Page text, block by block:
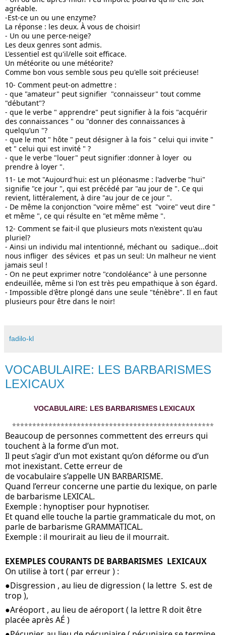
agréable.
-Est-ce un ou une enzyme?
La réponse : les deux. À vous de choisir!
- Un ou une perce-neige?
Les deux genres sont admis.
L'essentiel est qu'il/elle soit efficace.
Un météorite ou une météorite?
Comme bon vous semble sous peu qu'elle soit précieuse!
10- Comment peut-on admettre :
- que "amateur" peut signifier  "connaisseur" tout comme
"débutant"?
- que le verbe " apprendre" peut signifier à la fois "acquérir
des connaissances " ou "donner des connaissances à
quelqu’un "?
- que le mot " hôte " peut désigner à la fois " celui qui invite "
et " celui qui est invité " ?
- que le verbe "louer" peut signifier :donner à loyer  ou
prendre à loyer ".
11- Le mot "Aujourd'hui: est un pléonasme : l'adverbe "hui"
signifie "ce jour ", qui est précédé par "au jour de ". Ce qui
revient, littéralement, à dire "au jour de ce jour ".
- De même la conjonction "voire même" est  "voire" veut dire "
et même ", ce qui résulte en "et même même ".
12- Comment se fait-il que plusieurs mots n'existent qu'au
pluriel?
- Ainsi un individu mal intentionné, méchant ou  sadique...doit
nous infliger  des sévices  et pas un seul: Un malheur ne vient
jamais seul !
- On ne peut exprimer notre "condoléance" à une personne
endeuillée, même si l'on est très peu empathique à son égard.
- Impossible d'être plongé dans une seule "ténèbre". Il en faut
plusieurs pour être dans le noir!
fadilo-kl
VOCABULAIRE: LES BARBARISMES
LEXICAUX
VOCABULAIRE: LES BARBARISMES LEXICAUX
**************************************************
Beaucoup de personnes commettent des erreurs qui
touchent à la forme d’un mot.
Il peut s’agir d’un mot existant qu’on déforme ou d’un
mot inexistant. Cette erreur de
de vocabulaire s’appelle UN BARBARISME.
Quand l’erreur concerne une partie du lexique, on parle
de barbarisme LEXICAL.
Exemple : hynoptiser pour hypnotiser.
Et quand elle touche la partie grammaticale du mot, on
parle de barbarisme GRAMMATICAL.
Exemple : il mourirait au lieu de il mourrait.
EXEMPLES COURANTS DE BARBARISMES  LEXICAUX
On utilise à tort ( par erreur ) :
●Disgression , au lieu de digression ( la lettre  S. est de
trop ),
●Aréoport , au lieu de aéroport ( la lettre R doit être
placée après AÉ )